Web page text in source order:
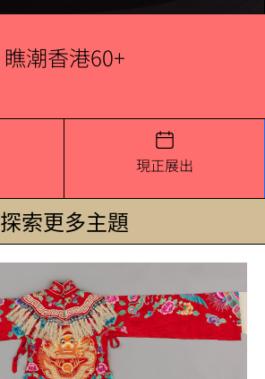
瞧潮香港60+
現正展出
探索更多主題